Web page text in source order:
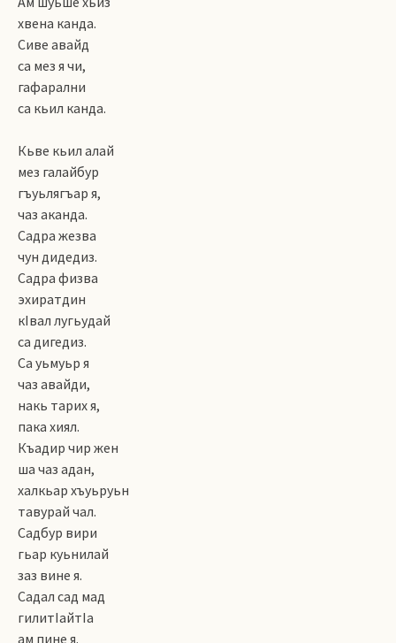
хвена канда.
Сиве авайд
са мез я чи,
гафарални
са кьил канда.
Кьве кьил алай
мез галайбур
гъуьлягъар я,
чаз аканда.
Садра жезва
чун дидедиз.
Садра физва
эхиратдин
кIвал лугьудай
са дигедиз.
Са уьмуьр я
чаз авайди,
накь тарих я,
пака хиял.
Къадир чир жен
ша чаз адан,
халкьар хъуьруьн
тавурай чал.
Садбур вири
гьар куьнилай
заз вине я.
Садал сад мад
гилитIайтIа
ам пине я.